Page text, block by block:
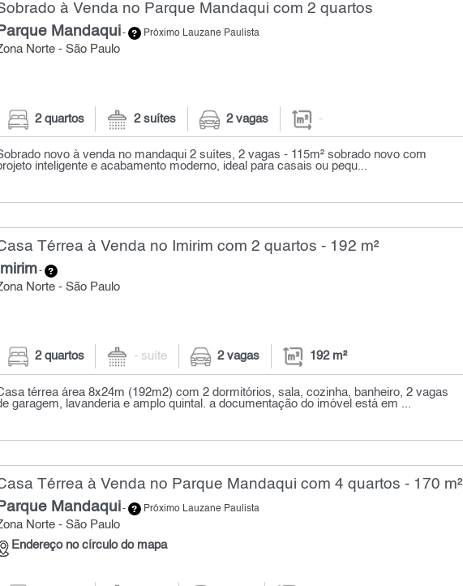
à Venda no Parque Mandaqui com 2 quartos
Parque Mandaqui- Próximo Lauzane Paulista
Norte - São Paulo
2 quartos 2 suítes 2 vagas -
novo à venda no mandaqui 2 suítes, 2 vagas - 115m² sobrado novo com
inteligente e acabamento moderno, ideal para casais ou pequ...
Térrea à Venda no Imirim com 2 quartos - 192 m²
Imirim-
Norte - São Paulo
2 quartos - suíte 2 vagas 192 m²
térrea área 8x24m (192m2) com 2 dormitórios, sala, cozinha, banheiro, 2 vagas
garagem, lavanderia e amplo quintal. a documentação do imóvel está em ...
Térrea à Venda no Parque Mandaqui com 4 quartos - 170 m²
Parque Mandaqui- Próximo Lauzane Paulista
Norte - São Paulo
Endereço no círculo do mapa